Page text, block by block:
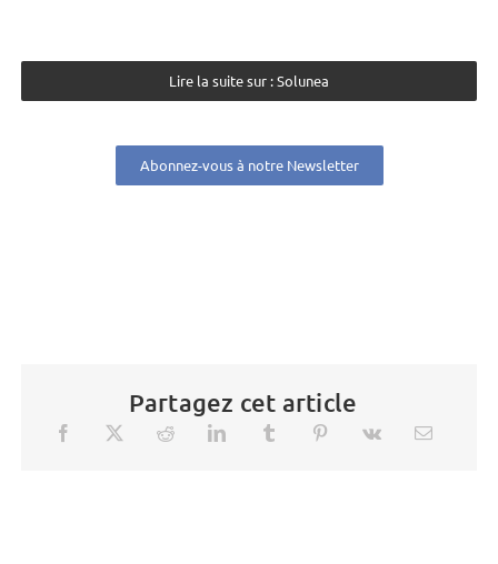
Lire la suite sur : Solunea
Abonnez-vous à notre Newsletter
Partagez cet article